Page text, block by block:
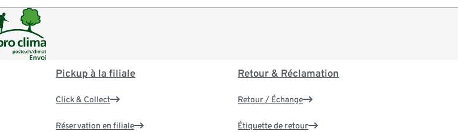
Pickup à la filiale
Click & Collect
Réservation en filiale
Retour & Réclamation
Retour / Échange
Étiquette de retour